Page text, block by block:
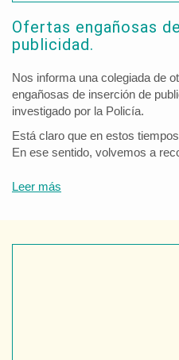
Ofertas engañosas
publicidad.
Nos informa una colegiada de
engañosas de inserción de
investigado por la Policía.
Está claro que en estos
En ese sentido, volvemos a
Leer más